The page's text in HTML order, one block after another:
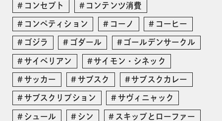
コンセプト コンテンツ消費
コンペティション コーノ コーヒー
ゴジラ ゴダール ゴールデンサークル
サイベリアン サイモン・シネック
サッカー サブスク サブスクカレー
サブスクリプション サヴィニャック
シュール シン スキップとローファー